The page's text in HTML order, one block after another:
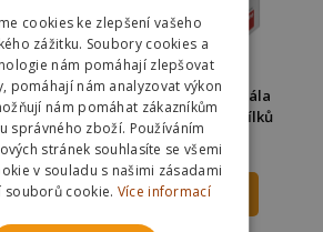
dílků
Dino Puzzle Katedrála
Notre-Dame 1000 dílků
253 Kč 350 Kč
DO KOŠÍKU
cookies ke zlepšení vašeho
zážitku. Soubory cookies a
nám pomáhají zlepšovat
pomáhají nám analyzovat výkon
nám pomáhat zákazníkům
správného zboží. Používáním
stránek souhlasíte se všemi
v souladu s našimi zásadami
souborů cookie. Více informací